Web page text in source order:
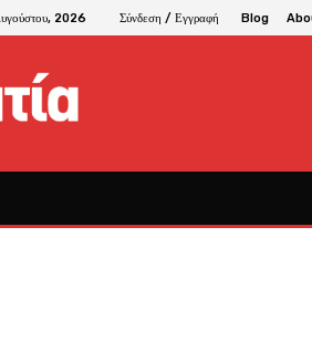
2026 Σύνδεση / Εγγραφή Blog